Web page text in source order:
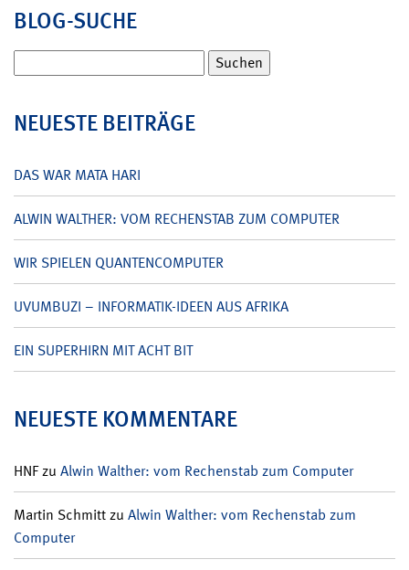
BLOG-SUCHE
nach:
NEUESTE BEITRÄGE
DAS WAR MATA HARI
ALWIN WALTHER: VOM RECHENSTAB ZUM COMPUTER
WIR SPIELEN QUANTENCOMPUTER
UVUMBUZI – INFORMATIK-IDEEN AUS AFRIKA
EIN SUPERHIRN MIT ACHT BIT
NEUESTE KOMMENTARE
HNFzu Alwin Walther: vom Rechenstab zum Computer
Martin Schmittzu Alwin Walther: vom Rechenstab zum
Computer